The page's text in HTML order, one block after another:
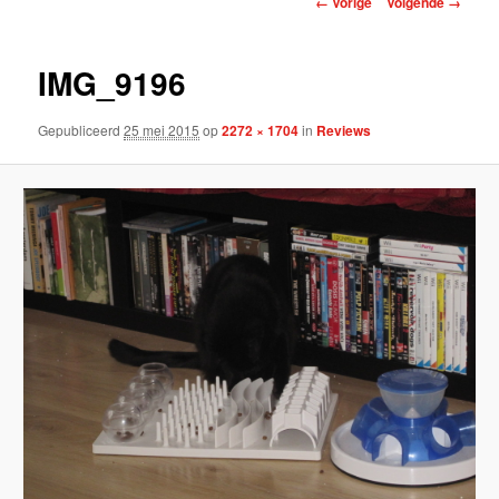
IMG_9196
Gepubliceerd25 mei 2015 op2272 × 1704in Reviews